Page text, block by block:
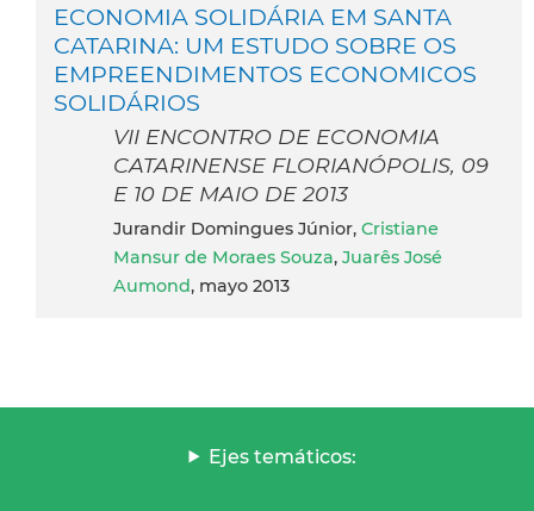
ECONOMIA SOLIDÁRIA EM SANTA
CATARINA: UM ESTUDO SOBRE OS
EMPREENDIMENTOS ECONOMICOS
SOLIDÁRIOS
VII ENCONTRO DE ECONOMIA
CATARINENSE FLORIANÓPOLIS, 09
E 10 DE MAIO DE 2013
Jurandir Domingues Júnior, Cristiane
Mansur de Moraes Souza, Juarês José
Aumond, mayo 2013
Ejes temáticos: